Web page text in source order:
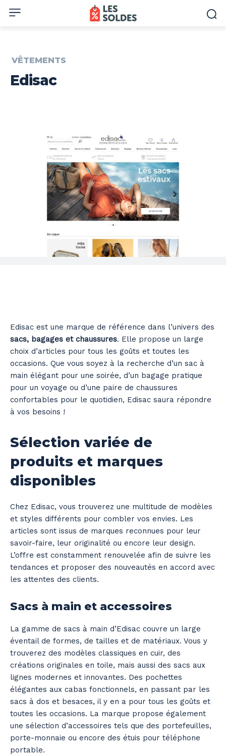
VÊTEMENTS
Edisac
Edisac est une marque de référence dans l’univers des
sacs, bagages et chaussures. Elle propose un large
choix d’articles pour tous les goûts et toutes les
occasions. Que vous soyez à la recherche d’un sac à
main élégant pour une soirée, d’un bagage pratique
pour un voyage ou d’une paire de chaussures
confortables pour le quotidien, Edisac saura répondre
à vos besoins !
Sélection variée de
produits et marques
disponibles
Chez Edisac, vous trouverez une multitude de modèles
et styles différents pour combler vos envies. Les
articles sont issus de marques reconnues pour leur
savoir-faire, leur originalité ou encore leur design.
L’offre est constamment renouvelée afin de suivre les
tendances et proposer des nouveautés en accord avec
les attentes des clients.
Sacs à main et accessoires
La gamme de sacs à main d’Edisac couvre un large
éventail de formes, de tailles et de matériaux. Vous y
trouverez des modèles classiques en cuir, des
créations originales en toile, mais aussi des sacs aux
lignes modernes et innovantes. Des pochettes
élégantes aux cabas fonctionnels, en passant par les
sacs à dos et besaces, il y en a pour tous les goûts et
toutes les occasions. La marque propose également
une sélection d’accessoires tels que des portefeuilles,
porte-monnaie ou encore des étuis pour téléphone
portable.